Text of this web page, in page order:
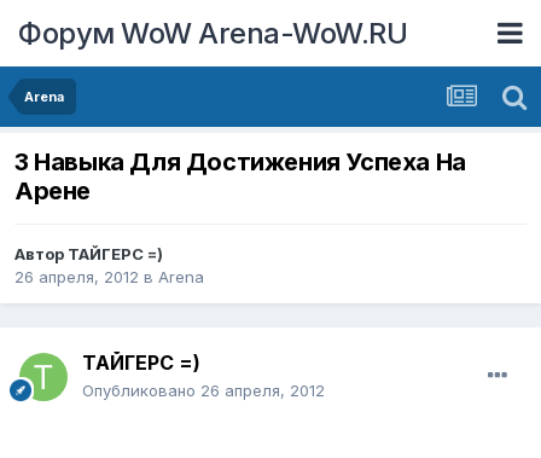
Форум WoW Arena-WoW.RU
Arena
3 Навыка Для Достижения Успеха На
Арене
Автор ТАЙГЕРС =)
26 апреля, 2012 в Arena
ТАЙГЕРС =)
Опубликовано 26 апреля, 2012